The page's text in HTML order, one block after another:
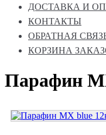
ДОСТАВКА И
КОНТАКТЫ
ОБРАТНАЯ
КОРЗИНА
Парафин